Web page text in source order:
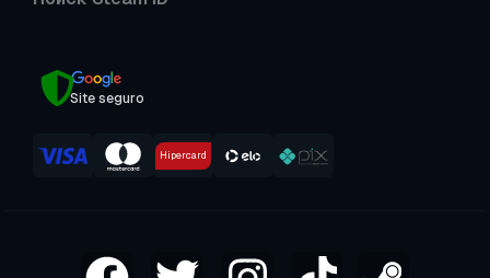
Site seguro
Hipercard